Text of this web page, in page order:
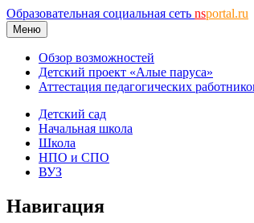
Образовательная социальная сеть nsportal.ru
Меню
Обзор возможностей
Детский проект «Алые паруса»
Аттестация педагогических
Детский сад
Начальная школа
Школа
НПО и СПО
ВУЗ
Навигация